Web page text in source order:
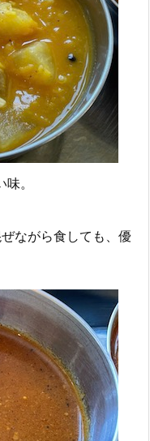
。
ながら食しても、優